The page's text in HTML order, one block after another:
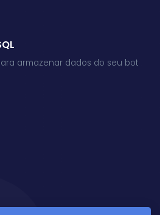
armazenar dados do seu bot